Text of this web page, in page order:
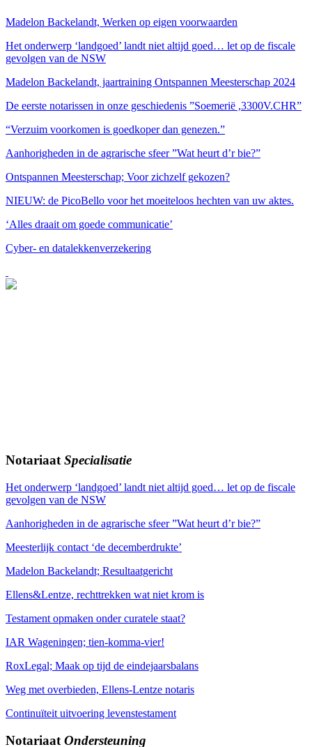
Madelon Backelandt, Werken op eigen voorwaarden
Het onderwerp ‘landgoed’ landt niet altijd goed… let op de fiscale
gevolgen van de NSW
Madelon Backelandt, jaartraining Ontspannen Meesterschap 2024
De eerste notarissen in onze geschiedenis ”Soemerië ,3300V.CHR”
“Verzuim voorkomen is goedkoper dan genezen.”
Aanhorigheden in de agrarische sfeer ”Wat heurt d’r bie?”
Ontspannen Meesterschap; Voor zichzelf gekozen?
NIEUW: de PicoBello voor het moeiteloos hechten van uw aktes.
‘Alles draait om goede communicatie’
Cyber- en datalekkenverzekering
NotariaatSpecialisatie
Het onderwerp ‘landgoed’ landt niet altijd goed… let op de fiscale
gevolgen van de NSW
Aanhorigheden in de agrarische sfeer ”Wat heurt d’r bie?”
Meesterlijk contact ‘de decemberdrukte’
Madelon Backelandt; Resultaatgericht
Ellens&Lentze, rechttrekken wat niet krom is
Testament opmaken onder curatele staat?
IAR Wageningen; tien-komma-vier!
RoxLegal; Maak op tijd de eindejaarsbalans
Weg met overbieden, Ellens-Lentze notaris
Continuïteit uitvoering levenstestament
Notariaat Ondersteuning